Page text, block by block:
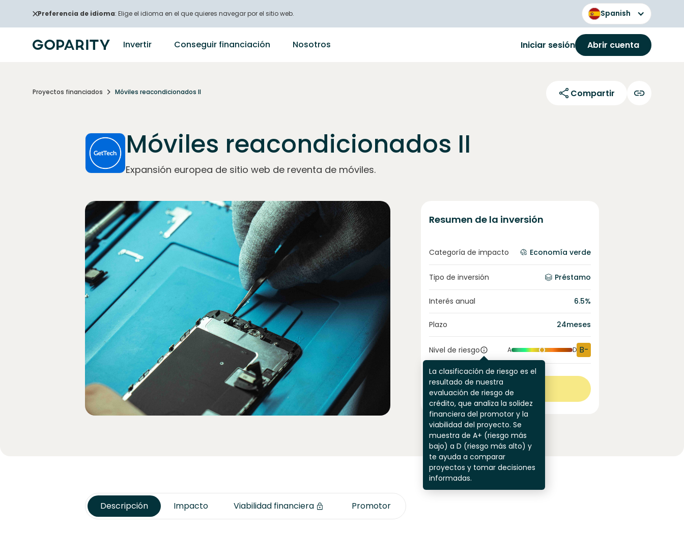
Preferencia de idioma: Elige el idioma en el que quieres navegar por el sitio web. Spanish
Invertir Conseguir financiación Nosotros Iniciar sesión Abrir cuenta
Proyectos financiados Móviles reacondicionados II Compartir
Móviles reacondicionados II
Expansión europea de sitio web de reventa de móviles.
Resumen de la inversión
Categoría de impacto Economía verde
Tipo de inversión Préstamo
Interés anual 6.5%
Plazo 24meses
Nivel de riesgo
La clasificación de riesgo es el
resultado de nuestra
evaluación de riesgo de
crédito, que analiza la solidez
financiera del promotor y la
viabilidad del proyecto. Se
muestra de A+ (riesgo más
bajo) a D (riesgo más alto) y
te ayuda a comparar
proyectos y tomar decisiones
informadas.
A D B-
Ver más
Descripción Impacto Viabilidad financiera Promotor